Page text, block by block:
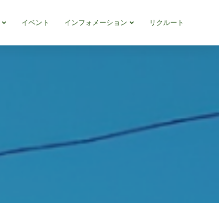
イベント インフォメーション リクルート